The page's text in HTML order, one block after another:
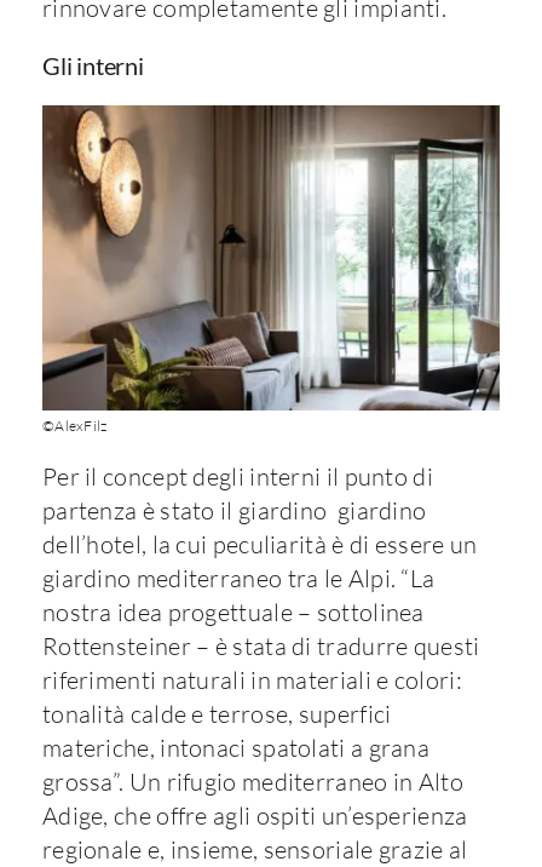
rinnovare completamente gli impianti.
Gli interni
©AlexFilz
Per il concept degli interni il punto di
partenza è stato il giardino giardino
dell’hotel, la cui peculiarità è di essere un
giardino mediterraneo tra le Alpi. “La
nostra idea progettuale – sottolinea
Rottensteiner – è stata di tradurre questi
riferimenti naturali in materiali e colori:
tonalità calde e terrose, superfici
materiche, intonaci spatolati a grana
grossa”. Un rifugio mediterraneo in Alto
Adige, che offre agli ospiti un’esperienza
regionale e, insieme, sensoriale grazie al